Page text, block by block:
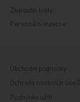
Znalostní testy
Personální inzerce
Obchodní podmínky
Ochrana osobních údajů
Podmínky užití